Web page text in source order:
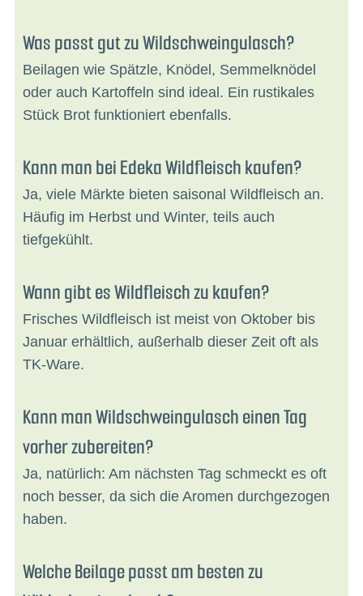
Was passt gut zu Wildschweingulasch?
Beilagen wie Spätzle, Knödel, Semmelknödel
oder auch Kartoffeln sind ideal. Ein rustikales
Stück Brot funktioniert ebenfalls.
Kann man bei Edeka Wildfleisch kaufen?
Ja, viele Märkte bieten saisonal Wildfleisch an.
Häufig im Herbst und Winter, teils auch
tiefgekühlt.
Wann gibt es Wildfleisch zu kaufen?
Frisches Wildfleisch ist meist von Oktober bis
Januar erhältlich, außerhalb dieser Zeit oft als
TK-Ware.
Kann man Wildschweingulasch einen Tag
vorher zubereiten?
Ja, natürlich: Am nächsten Tag schmeckt es oft
noch besser, da sich die Aromen durchgezogen
haben.
Welche Beilage passt am besten zu